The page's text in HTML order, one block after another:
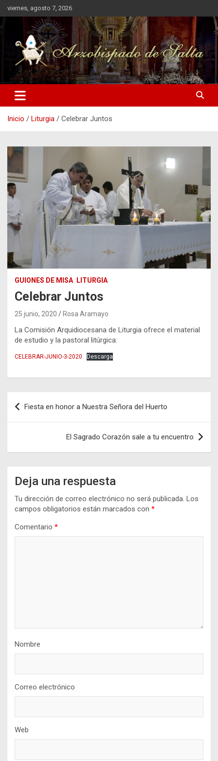
Saltar
al
contenido
viernes, agosto 7, 2026
Arzobispado de Salta
Arzobispado de Salta
Inicio Liturgia Celebrar Juntos
GUIONES DE MISA LITURGIA
Celebrar Juntos
25 junio, 2020 Rosa Aramayo
La Comisión Arquidiocesana de Liturgia ofrece el material
de estudio y la pastoral litúrgica:
CELEBRAR-JUNIO-3-2020 Descarga
Navegación
de
Fiesta en honor a Nuestra Señora del Huerto
El Sagrado Corazón sale a tu encuentro
Deja una respuesta
Tu dirección de correo electrónico no será publicada. Los
campos obligatorios están marcados con *
Comentario *
Nombre
Correo electrónico
Web